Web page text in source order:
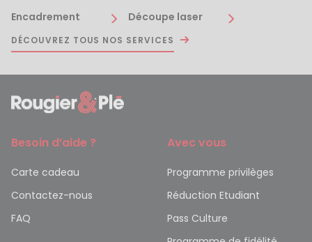
Encadrement Découpe laser
DÉCOUVREZ TOUS NOS SERVICES
Besoin d’aide ?
Carte cadeau
Contactez-nous
FAQ
Avec vous
Programme privilèges
Réduction Etudiant
Pass Culture